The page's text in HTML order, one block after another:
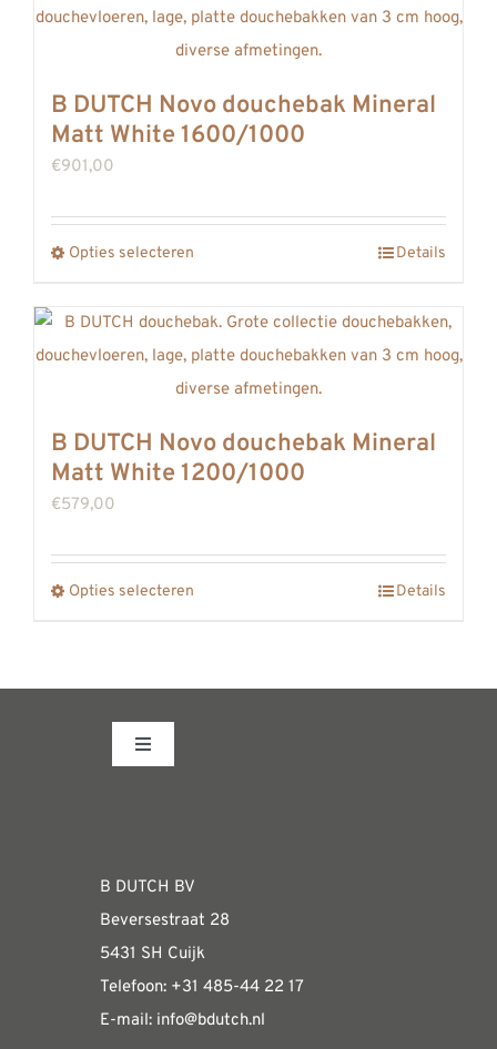
meerdere
variaties.
optie
worden
productpagina
B DUTCH Novo douchebak Mineral
Matt White 1600/1000
€901,00
Opties selecteren
heeft
meerdere
variaties.
optie
worden
Details
B DUTCH Novo douchebak Mineral
Matt White 1200/1000
€579,00
Opties selecteren
meerdere
op
de
productpagina
Details
Toggle
WEBSHOP
Algemene informatie &
Verzendkosten
B DUTCH BV
Beversestraat 28
5431 SH Cuijk
Telefoon: +31 485-44 22 17
E-mail: info@bdutch.nl